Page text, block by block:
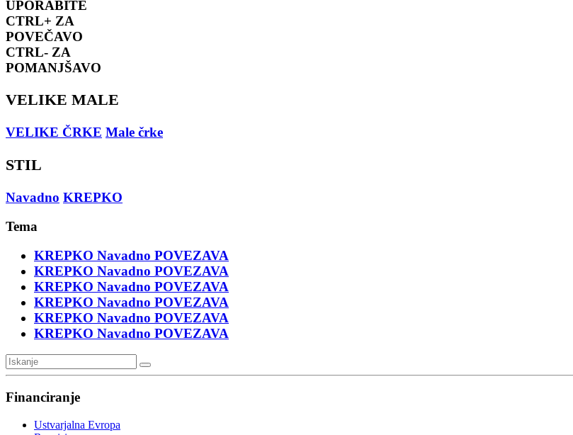
UPORABITE
CTRL+ ZA
POVEČAVO
CTRL- ZA
POMANJŠAVO
VELIKE MALE
VELIKE ČRKE Male črke
STIL
Navadno KREPKO
Tema
KREPKO Navadno POVEZAVA
KREPKO Navadno POVEZAVA
KREPKO Navadno POVEZAVA
KREPKO Navadno POVEZAVA
KREPKO Navadno POVEZAVA
KREPKO Navadno POVEZAVA
Financiranje
Ustvarjalna Evropa